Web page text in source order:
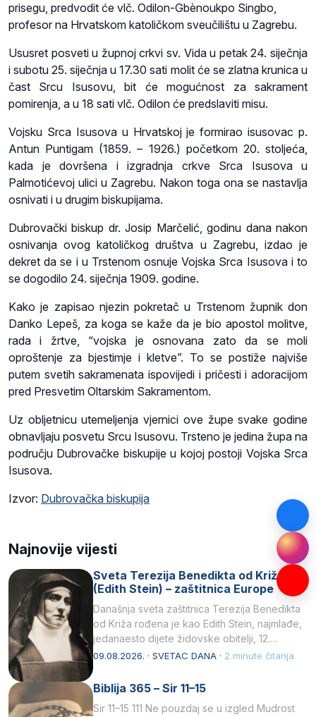
prisegu, predvodit će vlč. Odilon-Gbènoukpo Singbo,
profesor na Hrvatskom katoličkom sveučilištu u Zagrebu.
Ususret posveti u župnoj crkvi sv. Vida u petak 24. siječnja
i subotu 25. siječnja u 17.30 sati molit će se zlatna krunica u
čast Srcu Isusovu, bit će mogućnost za sakrament
pomirenja, a u 18 sati vlč. Odilon će predslaviti misu.
Vojsku Srca Isusova u Hrvatskoj je formirao isusovac p.
Antun Puntigam (1859. – 1926.) početkom 20. stoljeća,
kada je dovršena i izgradnja crkve Srca Isusova u
Palmotićevoj ulici u Zagrebu. Nakon toga ona se nastavlja
osnivati i u drugim biskupijama.
Dubrovački biskup dr. Josip Marčelić, godinu dana nakon
osnivanja ovog katoličkog društva u Zagrebu, izdao je
dekret da se i u Trstenom osnuje Vojska Srca Isusova i to
se dogodilo 24. siječnja 1909. godine.
Kako je zapisao njezin pokretač u Trstenom župnik don
Danko Lepeš, za koga se kaže da je bio apostol molitve,
rada i žrtve, “vojska je osnovana zato da se moli
oproštenje za bjestimje i kletve”. To se postiže najviše
putem svetih sakramenata ispovijedi i pričesti i adoracijom
pred Presvetim Oltarskim Sakramentom.
Uz obljetnicu utemeljenja vjernici ove župe svake godine
obnavljaju posvetu Srcu Isusovu. Trsteno je jedina župa na
području Dubrovačke biskupije u kojoj postoji Vojska Srca
Isusova.
Izvor: Dubrovačka biskupija
Najnovije vijesti
Sveta Terezija Benedikta od Križa
(Edith Stein) – zaštitnica Europe
Današnja sveta zaštitnica Terezija Benedikta
od Križa rođena je kao Edith Stein, najmlađe,
jedanaesto dijete židovske obitelji, 12.
listopada 1891, u Wrocławu…
09.08.2026. · SVETAC DANA · 2 minute čitanja
Biblija 365 – Sir 11–15
Sir 11–15 111 Ne pouzdaj se u izgled Mudrost